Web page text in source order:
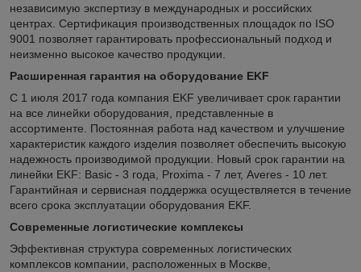
независимую экспертизу в международных и российских
центрах. Сертификация производственных площадок по ISO
9001 позволяет гарантировать профессиональный подход и
неизменно высокое качество продукции.
Расширенная гарантия на оборудование EKF
С 1 июля 2017 года компания EKF увеличивает срок гарантии
на все линейки оборудования, представленные в
ассортименте. Постоянная работа над качеством и улучшение
характеристик каждого изделия позволяет обеспечить высокую
надежность производимой продукции. Новый срок гарантии на
линейки EKF: Basic - 3 года, Proxima - 7 лет, Averes - 10 лет.
Гарантийная и сервисная поддержка осуществляется в течение
всего срока эксплуатации оборудования EKF.
Современные логистические комплексы
Эффективная структура современных логистических
комплексов компании, расположенных в Москве,